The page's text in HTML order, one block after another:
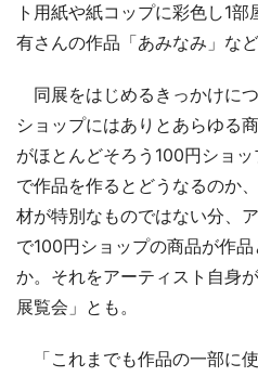
ト用紙や紙コップに彩色し1
有さんの作品「あみなみ」な
同展をはじめるきっかけに
ショップにはありとあらゆる
がほとんどそろう100円ショ
で作品を作るとどうなるのか
材が特別なものではない分、
で100円ショップの商品が作
か。それをアーティスト自身
展覧会」とも。
「これまでも作品の一部に